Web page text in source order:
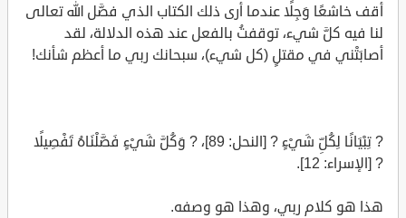
أقف خاشعًا وَجِلًا عندما أرى ذلك الكتاب الذي فصَّل الله تعالى
لنا فيه كلَّ شيء، توقفتُ بالفعل عند هذه الدلالة، لقد
أصابَتْني في مقتلٍ (كل شيء)، سبحانك ربي ما أعظم شأنك!
? تِبْيَانًا لِكُلِّ شَيْءٍ ? [النحل: 89]، ? وَكُلَّ شَيْءٍ فَصَّلْنَاهُ تَفْصِيلًا
? [الإسراء: 12].
هذا هو كلام ربي، وهذا هو وصفه.